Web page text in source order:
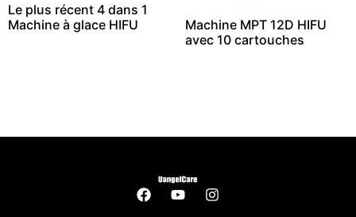
Le plus récent 4 dans 1
Machine à glace HIFU
Machine MPT 12D HIFU
avec 10 cartouches